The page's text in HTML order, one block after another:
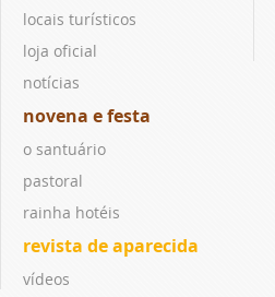
locais turísticos
loja oficial
notícias
novena e festa
o santuário
pastoral
rainha hotéis
revista de aparecida
vídeos